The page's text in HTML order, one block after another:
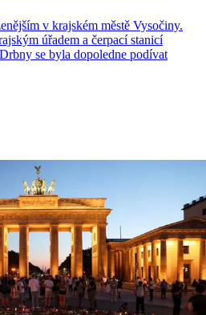
v krajském městě Vysočiny.
úřadem a čerpací stanicí
se byla dopoledne podívat